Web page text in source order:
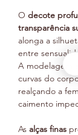
O decote
transparência
alonga a
entre
A modelagem
curvas do
realçando a
caimento
As alças finas